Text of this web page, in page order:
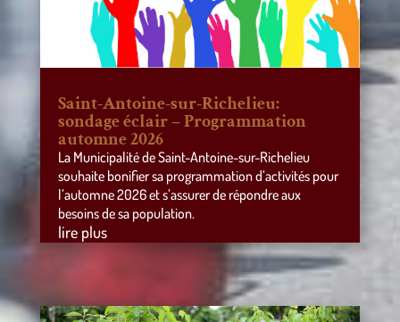
Saint-Antoine-sur-Richelieu:
sondage éclair – Programmation
automne 2026
La Municipalité de Saint-Antoine-sur-Richelieu
souhaite bonifier sa programmation d’activités pour
l’automne 2026 et s’assurer de répondre aux
besoins de sa population.
lire plus